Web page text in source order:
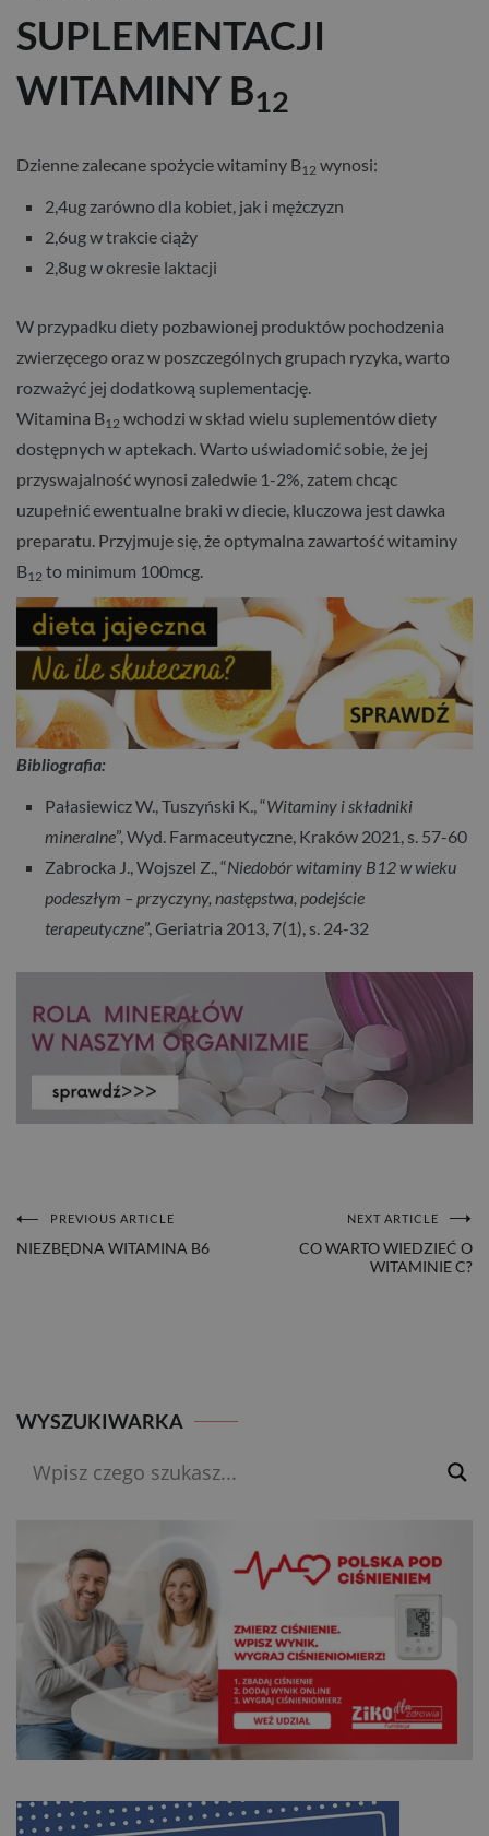
SUPLEMENTACJI
WITAMINY B12
Dzienne zalecane spożycie witaminy B12 wynosi:
2,4ug zarówno dla kobiet, jak i mężczyzn
2,6ug w trakcie ciąży
2,8ug w okresie laktacji
W przypadku diety pozbawionej produktów pochodzenia
zwierzęcego oraz w poszczególnych grupach ryzyka, warto
rozważyć jej dodatkową suplementację.
Witamina B12 wchodzi w skład wielu suplementów diety
dostępnych w aptekach. Warto uświadomić sobie, że jej
przyswajalność wynosi zaledwie 1-2%, zatem chcąc
uzupełnić ewentualne braki w diecie, kluczowa jest dawka
preparatu. Przyjmuje się, że optymalna zawartość witaminy
B12 to minimum 100mcg.
Bibliografia:
Pałasiewicz W., Tuszyński K., “Witaminy i składniki
mineralne”, Wyd. Farmaceutyczne, Kraków 2021, s. 57-60
Zabrocka J., Wojszel Z., “Niedobór witaminy B12 w wieku
podeszłym – przyczyny, następstwa, podejście
terapeutyczne”, Geriatria 2013, 7(1), s. 24-32
NAWIGACJA
PREVIOUS ARTICLE
NIEZBĘDNA WITAMINA B6
NEXT ARTICLE
CO WARTO WIEDZIEĆ O
WITAMINIE C?
WYSZUKIWARKA